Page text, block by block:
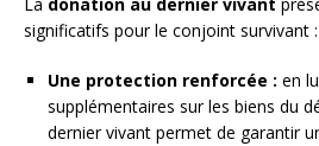
significatifs pour le conjoint survivant :
Une protection renforcée : en
supplémentaires sur les biens du
dernier vivant permet de garantir